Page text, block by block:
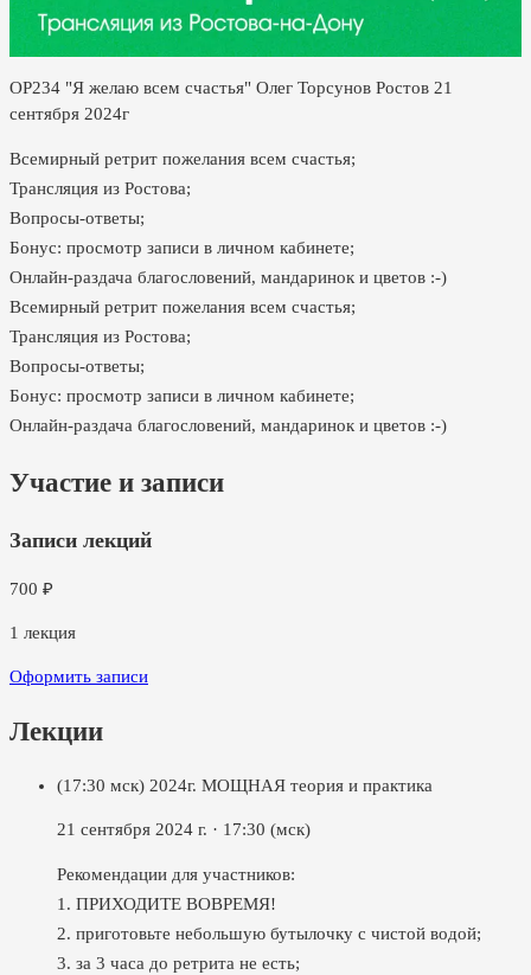
ОР234 "Я желаю всем счастья" Олег Торсунов Ростов 21
сентября 2024г
Всемирный ретрит пожелания всем счастья;
Трансляция из Ростова;
Вопросы-ответы;
Бонус: просмотр записи в личном кабинете;
Онлайн-раздача благословений, мандаринок и цветов :-)
Всемирный ретрит пожелания всем счастья;
Трансляция из Ростова;
Вопросы-ответы;
Бонус: просмотр записи в личном кабинете;
Онлайн-раздача благословений, мандаринок и цветов :-)
Участие и записи
Записи лекций
700 ₽
1 лекция
Оформить записи
Лекции
(17:30 мск) 2024г. МОЩНАЯ теория и практика
21 сентября 2024 г. · 17:30 (мск)
Рекомендации для участников:
1. ПРИХОДИТЕ ВОВРЕМЯ!
2. приготовьте небольшую бутылочку с чистой водой;
3. за 3 часа до ретрита не есть;